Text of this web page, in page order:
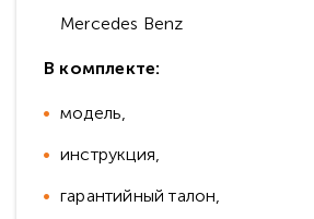
Mercedes Benz
В комплекте:
модель,
инструкция,
гарантийный талон,